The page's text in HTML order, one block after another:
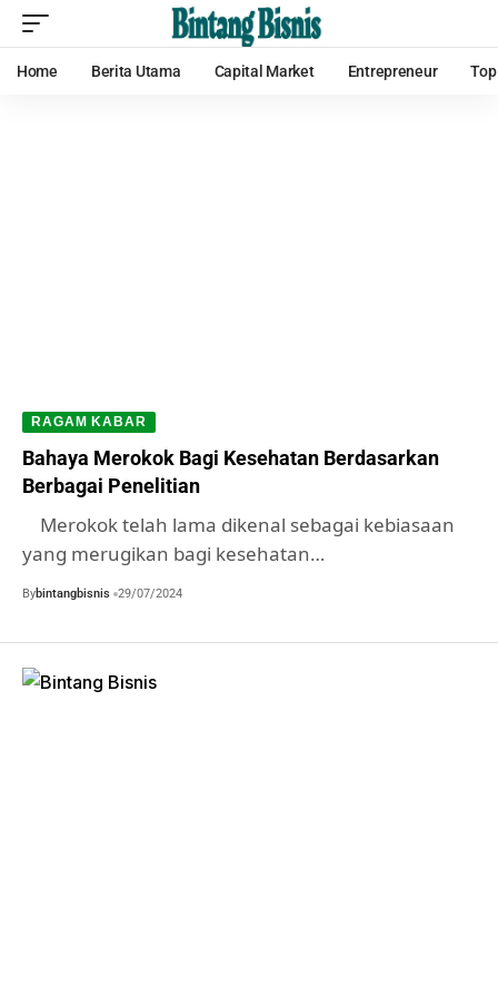
Home Berita Utama Capital Market Entrepreneur
RAGAM KABAR
Bahaya Merokok Bagi Kesehatan Berdasarkan
Berbagai Penelitian
Merokok telah lama dikenal sebagai kebiasaan
yang merugikan bagi kesehatan…
Bybintangbisnis 29/07/2024